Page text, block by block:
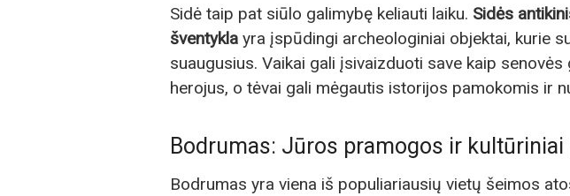
Sidė taip pat siūlo galimybę keliauti laiku. Sidės
šventykla yra įspūdingi archeologiniai objektai, kurie
suaugusius. Vaikai gali įsivaizduoti save kaip
herojus, o tėvai gali mėgautis istorijos pamokomis ir
Bodrumas: Jūros pramogos ir kultūriniai
Bodrumas yra viena iš populiariausių vietų šeimos